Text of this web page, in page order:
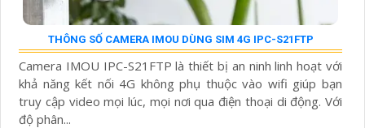
THÔNG SỐ CAMERA IMOU DÙNG SIM 4G IPC-S21FTP
Camera IMOU IPC-S21FTP là thiết bị an ninh linh hoạt với
khả năng kết nối 4G không phụ thuộc vào wifi giúp bạn
truy cập video mọi lúc, mọi nơi qua điện thoại di động. Với
độ phân...